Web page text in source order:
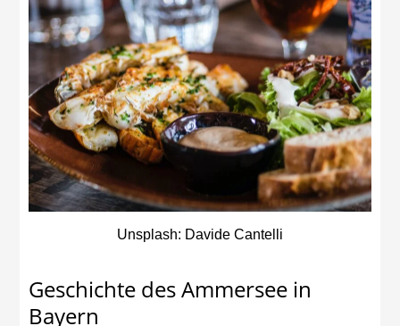
Unsplash: Davide Cantelli
Geschichte des Ammersee in
Bayern